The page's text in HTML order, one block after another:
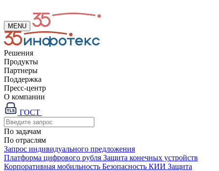
MENU
Решения
Продукты
Партнеры
Поддержка
Пресс-центр
О компании
ГОСТ
По задачам
По отраслям
Запрос индивидуального предложения
Платформа цифрового рубля Защита конечных устройств
Корпоративная мобильность Безопасность КИИ Защита